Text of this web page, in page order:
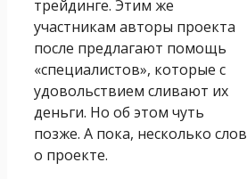
трейдинге. Этим же
участникам авторы проекта
после предлагают помощь
«специалистов», которые с
удовольствием сливают их
деньги. Но об этом чуть
позже. А пока, несколько слов
о проекте.